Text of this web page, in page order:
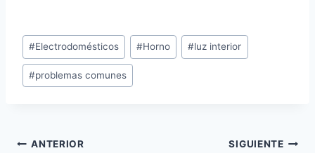
Etiquetas
de
la
#Electrodomésticos #Horno #luz interior
#problemas comunes
Navegación
ANTERIOR SIGUIENTE